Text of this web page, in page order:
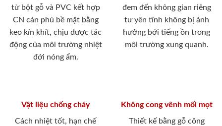
từ bột gỗ và PVC kết hợp
CN cán phủ bề mặt bằng
keo kín khít, chịu được tác
động của môi trường nhiệt
đới nóng ẩm.
đem đến không gian riêng
tư yên tĩnh không bị ảnh
hưởng bới tiếng ồn trong
môi trường xung quanh.
Vật liệu chống cháy
Cách nhiệt tốt, hạn chế
Không cong vênh mối mọt
Thiết kế bằng gỗ công